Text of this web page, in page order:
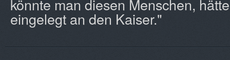
könnte man diesen Menschen,
eingelegt an den Kaiser."